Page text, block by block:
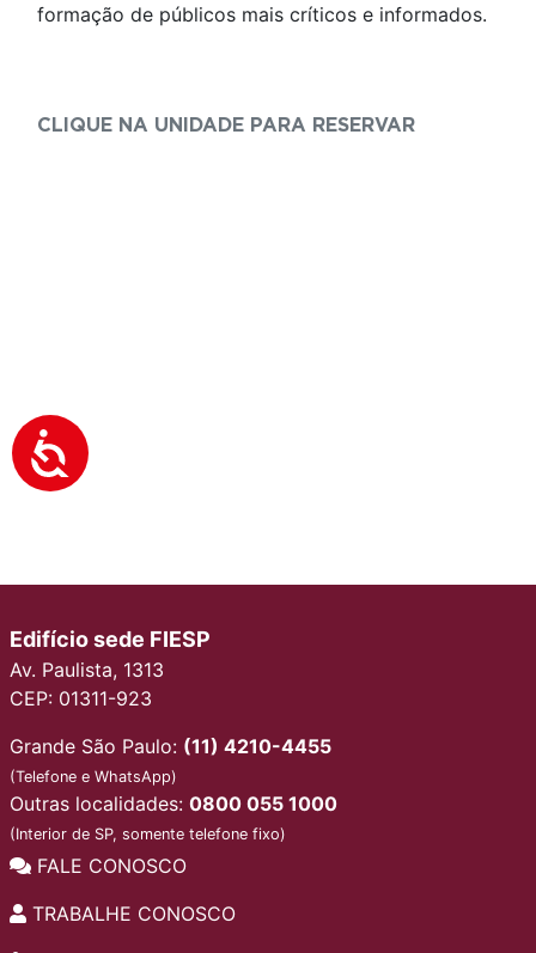
formação de públicos mais críticos e informados.
CLIQUE NA UNIDADE PARA RESERVAR
Edifício sede FIESP
Av. Paulista, 1313
CEP: 01311-923
Grande São Paulo: (11) 4210-4455
(Telefone e WhatsApp)
Outras localidades: 0800 055 1000
(Interior de SP, somente telefone fixo)
FALE CONOSCO
TRABALHE CONOSCO